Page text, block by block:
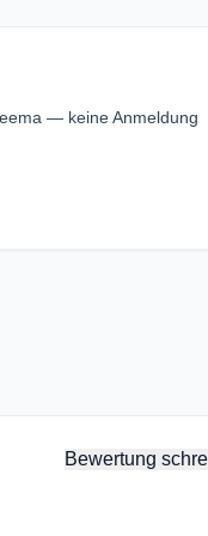
— keine Anmeldung
Bewertung